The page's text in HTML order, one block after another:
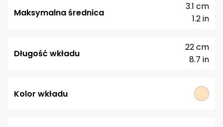
Maksymalna średnica
1.2 in
3.1 cm
Długość wkładu
8.7 in
22 cm
Kolor wkładu